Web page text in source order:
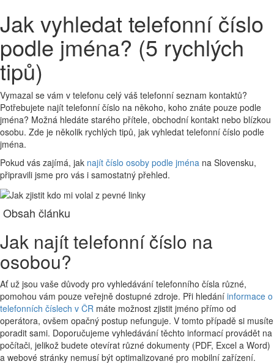
Jak vyhledat telefonní číslo
podle jména? (5 rychlých
tipů)
Vymazal se vám v telefonu celý váš telefonní seznam kontaktů?
Potřebujete najít telefonní číslo na někoho, koho znáte pouze podle
jména? Možná hledáte starého přítele, obchodní kontakt nebo blízkou
osobu. Zde je několik rychlých tipů, jak vyhledat telefonní číslo podle
jména.
Pokud vás zajímá, jak najít číslo osoby podle jména na Slovensku,
připravili jsme pro vás i samostatný přehled.
Obsah článku
Jak najít telefonní číslo na
osobou?
Ať už jsou vaše důvody pro vyhledávání telefonního čísla různé,
pomohou vám pouze veřejně dostupné zdroje. Při hledání informace o
telefonních číslech v ČR máte možnost zjistit jméno přímo od
operátora, ovšem opačný postup nefunguje. V tomto případě si musíte
poradit sami. Doporučujeme vyhledávání těchto informací provádět na
počítači, jelikož budete otevírat různé dokumenty (PDF, Excel a Word)
a webové stránky nemusí být optimalizované pro mobilní zařízení.